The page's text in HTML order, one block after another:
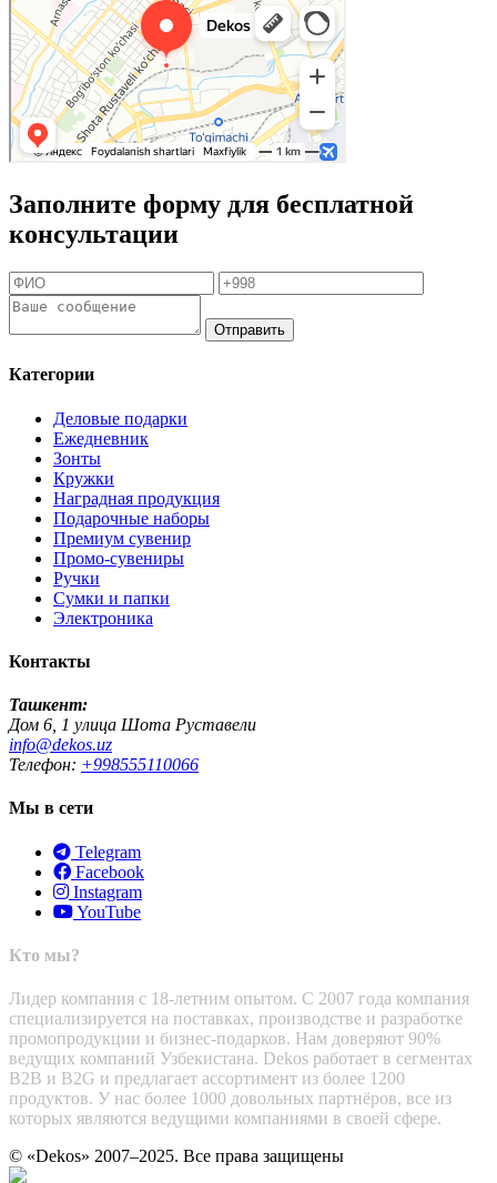
Заполните форму для бесплатной
консультации
Отправить
Категории
Деловые подарки
Ежедневник
Зонты
Кружки
Наградная продукция
Подарочные наборы
Премиум сувенир
Промо-сувениры
Ручки
Сумки и папки
Электроника
Контакты
Ташкент:
Дом 6, 1 улица Шота Руставели
info@dekos.uz
Телефон: +998555110066
Мы в сети
Telegram
Facebook
Instagram
YouTube
Кто мы?
Лидер компания с 18-летним опытом. С 2007 года компания
специализируется на поставках, производстве и разработке
промопродукции и бизнес-подарков. Нам доверяют 90%
ведущих компаний Узбекистана. Dekos работает в сегментах
B2B и B2G и предлагает ассортимент из более 1200
продуктов. У нас более 1000 довольных партнёров, все из
которых являются ведущими компаниями в своей сфере.
© «Dekos» 2007–2025. Все права защищены